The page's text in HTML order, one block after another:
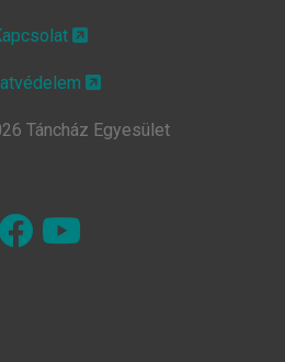
Táncház Egyesület